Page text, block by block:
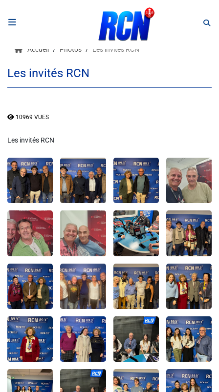
RADIO
Podcasts
Programmes
Evènements
Météo Nice
Info routes
Alerte Méduses 06
Issa Nissa OGC Nice
RCN Soutiens
MEDIAS
Photos
Vidéos / Clips
Accueil Photos Les invités RCN
Les invités RCN
10969 VUES
Les invités RCN